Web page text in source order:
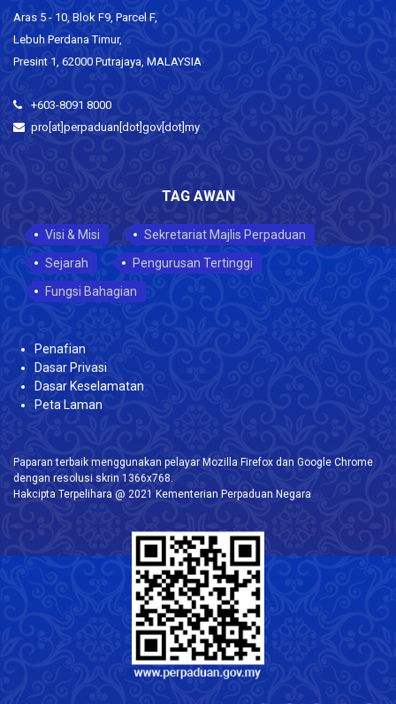
Aras 5 - 10, Blok F9, Parcel F,
Lebuh Perdana Timur,
Presint 1, 62000 Putrajaya, MALAYSIA
+603-8091 8000
pro[at]perpaduan[dot]gov[dot]my
TAG AWAN
Visi & Misi
Sekretariat Majlis Perpaduan
Sejarah
Pengurusan Tertinggi
Fungsi Bahagian
Penafian
Dasar Privasi
Dasar Keselamatan
Peta Laman
Paparan terbaik menggunakan pelayar Mozilla Firefox dan Google Chrome
dengan resolusi skrin 1366x768.
Hakcipta Terpelihara @ 2021 Kementerian Perpaduan Negara